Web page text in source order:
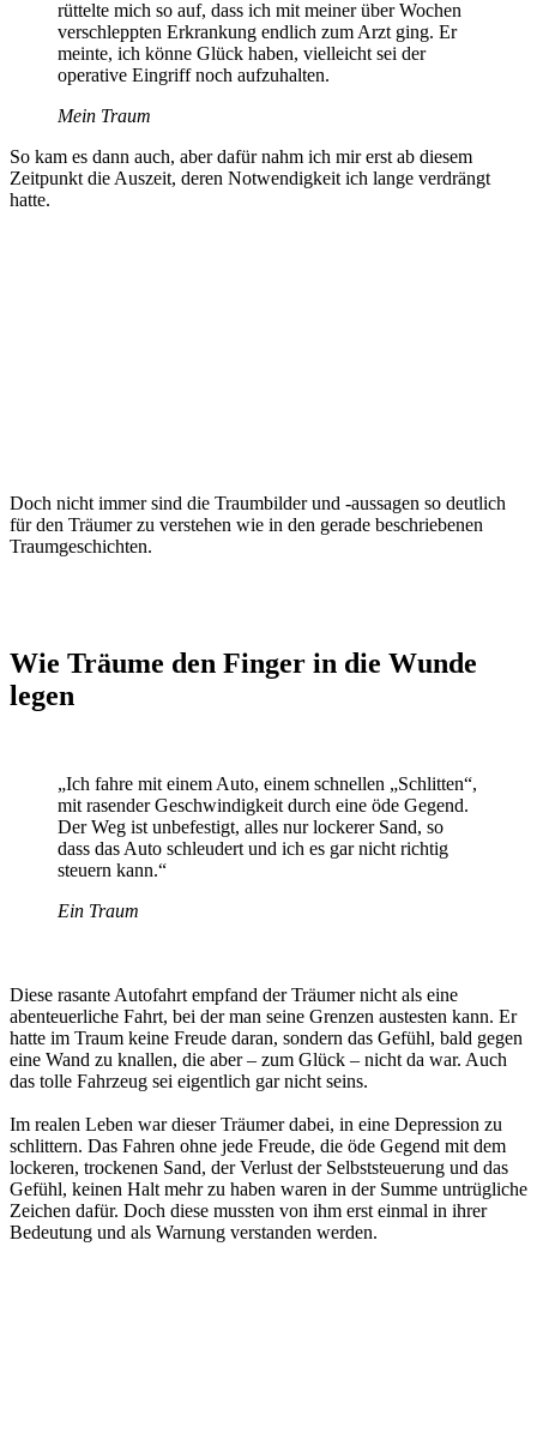
rüttelte mich so auf, dass ich mit meiner über Wochen
verschleppten Erkrankung endlich zum Arzt ging. Er
meinte, ich könne Glück haben, vielleicht sei der
operative Eingriff noch aufzuhalten.
Mein Traum
So kam es dann auch, aber dafür nahm ich mir erst ab diesem
Zeitpunkt die Auszeit, deren Notwendigkeit ich lange verdrängt
hatte.
Doch nicht immer sind die Traumbilder und -aussagen so deutlich
für den Träumer zu verstehen wie in den gerade beschriebenen
Traumgeschichten.
Wie Träume den Finger in die Wunde
legen
„Ich fahre mit einem Auto, einem schnellen „Schlitten“,
mit rasender Geschwindigkeit durch eine öde Gegend.
Der Weg ist unbefestigt, alles nur lockerer Sand, so
dass das Auto schleudert und ich es gar nicht richtig
steuern kann.“
Ein Traum
Diese rasante Autofahrt empfand der Träumer nicht als eine
abenteuerliche Fahrt, bei der man seine Grenzen austesten kann. Er
hatte im Traum keine Freude daran, sondern das Gefühl, bald gegen
eine Wand zu knallen, die aber – zum Glück – nicht da war. Auch
das tolle Fahrzeug sei eigentlich gar nicht seins.
Im realen Leben war dieser Träumer dabei, in eine Depression zu
schlittern. Das Fahren ohne jede Freude, die öde Gegend mit dem
lockeren, trockenen Sand, der Verlust der Selbststeuerung und das
Gefühl, keinen Halt mehr zu haben waren in der Summe untrügliche
Zeichen dafür. Doch diese mussten von ihm erst einmal in ihrer
Bedeutung und als Warnung verstanden werden.